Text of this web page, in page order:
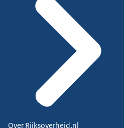
Over Rijksoverheid.nl